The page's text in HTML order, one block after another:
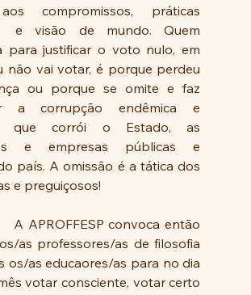
compromissos, práticas
e visão de mundo. Quem
para justificar o voto nulo, em
não vai votar, é porque perdeu
ou porque se omite e faz
a corrupção endêmica e
que corrói o Estado, as
e empresas públicas e
país. A omissão é a tática dos
e preguiçosos!
as professores/as de filosofia
os/as educaores/as para no dia
votar consciente, votar certo